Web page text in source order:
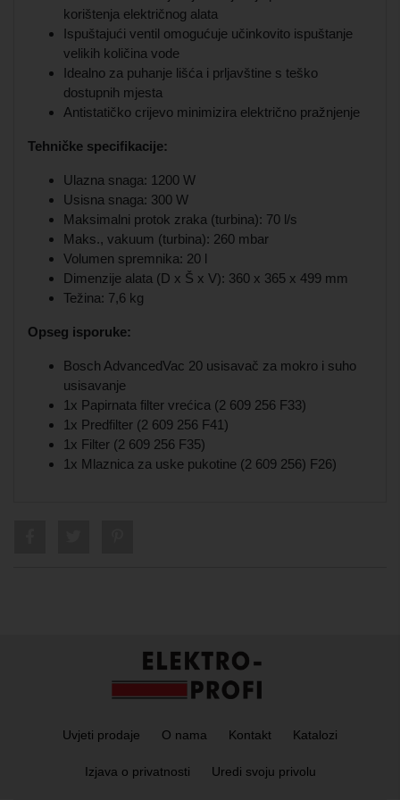
korištenja električnog alata
Ispuštajući ventil omogućuje učinkovito ispuštanje
velikih količina vode
Idealno za puhanje lišća i prljavštine s teško
dostupnih mjesta
Antistatičko crijevo minimizira električno pražnjenje
Tehničke specifikacije:
Ulazna snaga: 1200 W
Usisna snaga: 300 W
Maksimalni protok zraka (turbina): 70 l/s
Maks., vakuum (turbina): 260 mbar
Volumen spremnika: 20 l
Dimenzije alata (D x Š x V): 360 x 365 x 499 mm
Težina: 7,6 kg
Opseg isporuke:
Bosch AdvancedVac 20 usisavač za mokro i suho
usisavanje
1x Papirnata filter vrećica (2 609 256 F33)
1x Predfilter (2 609 256 F41)
1x Filter (2 609 256 F35)
1x Mlaznica za uske pukotine (2 609 256) F26)
Uvjeti prodaje O nama Kontakt Katalozi
Izjava o privatnosti Uredi svoju privolu